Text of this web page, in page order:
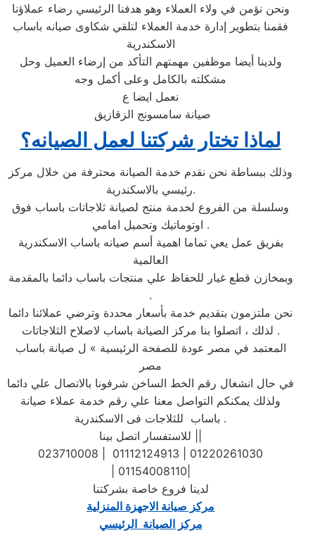
ونحن نؤمن في ولاء العملاء وهو هدفنا الرئيسي رضاء عملاؤنا
فقمنا بتطوير إدارة خدمة العملاء لتلقي شكاوى صيانه باساب
الاسكندرية
ولدينا أيضا موظفين مهمتهم التأكد من إرضاء العميل وحل
مشكلته بالكامل وعلى أكمل وجه
نعمل ايضا ع
صيانة سامسونج الزقازيق
لماذا تختار شركتنا لعمل الصيانه؟
وذلك ببساطة نحن نقدم خدمة الصيانة محترفة من خلال مركز
رئيسي بالاسكندرية.
وسلسلة من الفروع لخدمة منتج لصيانة ثلاجاتات باساب فوق
اوتوماتيك وتحميل امامي .
بفريق عمل يعي تماما اهمية أسم صيانه باساب الاسكندرية
العالمية
وبمخازن قطع غيار للحفاظ علي منتجات باساب دائما بالمقدمة
.
نحن ملتزمون بتقديم خدمة بأسعار محددة وترضي عملائنا دائما
. لذلك ، اتصلوا بنا مركز الصيانة باساب لاصلاح الثلاجاتات
المعتمد في مصر عودة للصفحة الرئيسية » ل صيانة باساب
مصر
في حال انشغال رقم الخط الساخن شرفونا بالاتصال علي دائما
ولذلك يمكنكم التواصل معنا علي رقم خدمة عملاء صيانة
باساب للثلاجات فى الاسكندرية .
023710008 | 01112124913 | 01220261030
| 01154008110|
لدينا فروع خاصة بشركتنا
مركز صيانة الاجهزة المنزلية
مركز الصيانة الرئيسي